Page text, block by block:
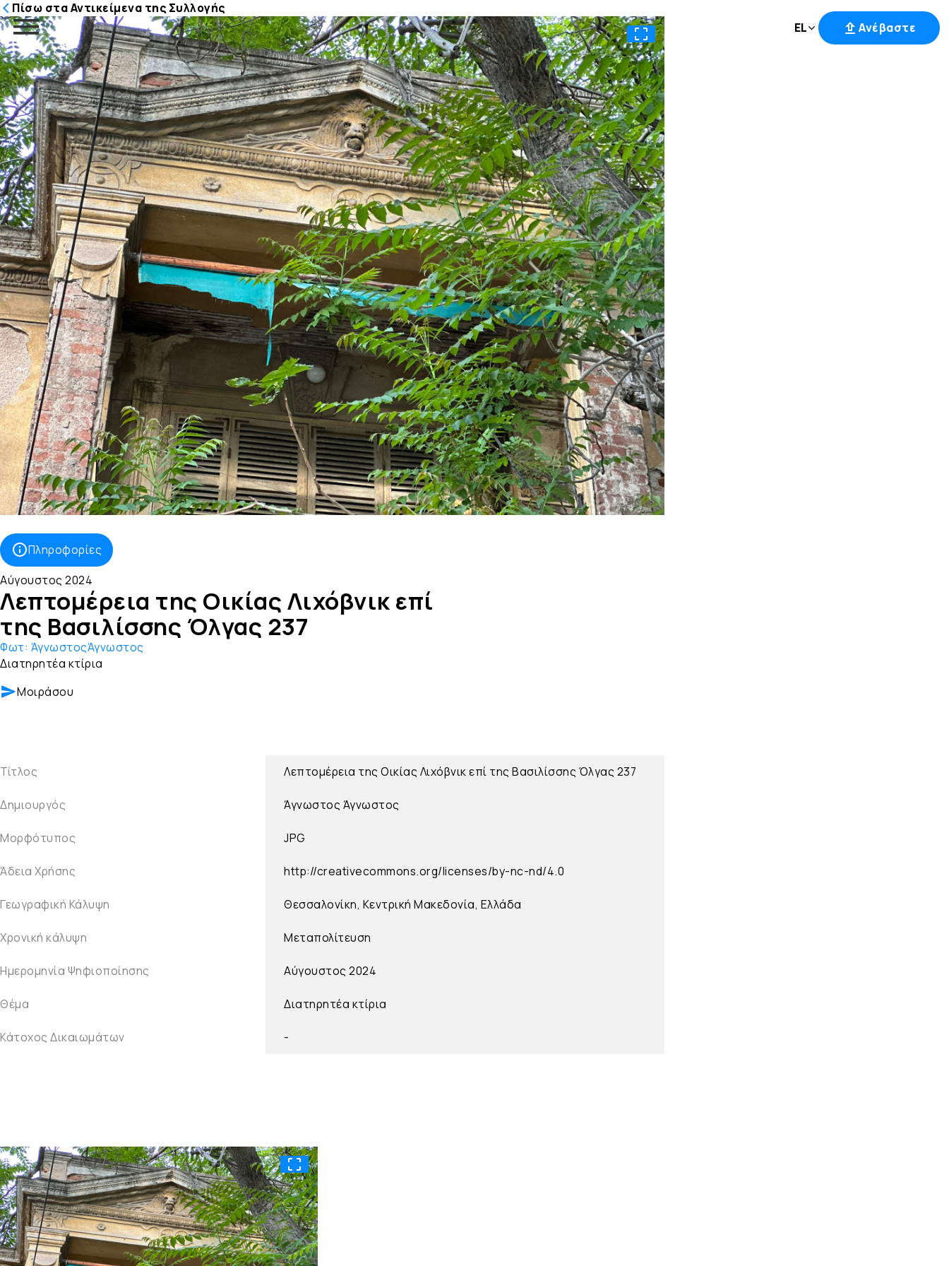
Μετάβαση
στο
περιεχόμενο
EL Ανέβαστε
Πίσω στα Αντικείμενα της Συλλογής
Πληροφορίες
Αύγουστος 2024
Λεπτομέρεια της Οικίας Λιχόβνικ επί
της Βασιλίσσης Όλγας 237
Φωτ: ΆγνωστοςΆγνωστος
Διατηρητέα κτίρια
Μοιράσου
Τίτλος Λεπτομέρεια της Οικίας Λιχόβνικ επί της Βασιλίσσης Όλγας 237
Δημιουργός Άγνωστος Άγνωστος
Μορφότυπος JPG
Άδεια Χρήσης http://creativecommons.org/licenses/by-nc-nd/4.0
Γεωγραφική Κάλυψη Θεσσαλονίκη, Κεντρική Μακεδονία, Ελλάδα
Χρονική κάλυψη Μεταπολίτευση
Ημερομηνία Ψηφιοποίησης Αύγουστος 2024
Θέμα Διατηρητέα κτίρια
Κάτοχος Δικαιωμάτων -